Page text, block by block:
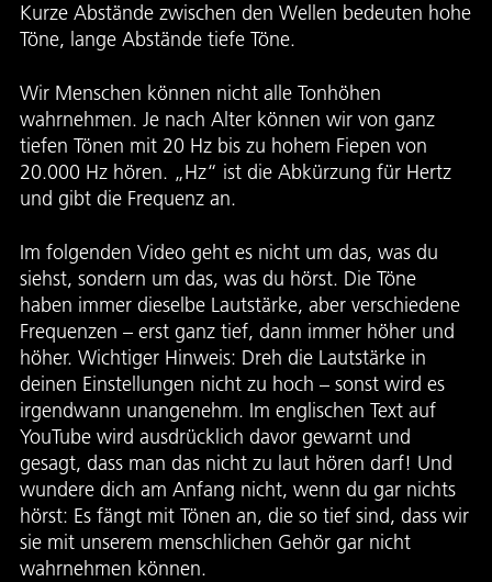
Kurze Abstände zwischen den Wellen bedeuten hohe
Töne, lange Abstände tiefe Töne.
Wir Menschen können nicht alle Tonhöhen
wahrnehmen. Je nach Alter können wir von ganz
tiefen Tönen mit 20 Hz bis zu hohem Fiepen von
20.000 Hz hören. „Hz“ ist die Abkürzung für Hertz
und gibt die Frequenz an.
Im folgenden Video geht es nicht um das, was du
siehst, sondern um das, was du hörst. Die Töne
haben immer dieselbe Lautstärke, aber verschiedene
Frequenzen – erst ganz tief, dann immer höher und
höher. Wichtiger Hinweis: Dreh die Lautstärke in
deinen Einstellungen nicht zu hoch – sonst wird es
irgendwann unangenehm. Im englischen Text auf
YouTube wird ausdrücklich davor gewarnt und
gesagt, dass man das nicht zu laut hören darf! Und
wundere dich am Anfang nicht, wenn du gar nichts
hörst: Es fängt mit Tönen an, die so tief sind, dass wir
sie mit unserem menschlichen Gehör gar nicht
wahrnehmen können.